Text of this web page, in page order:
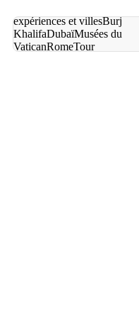
expériences et villesBurj
KhalifaDubaïMusées du
VaticanRomeTour